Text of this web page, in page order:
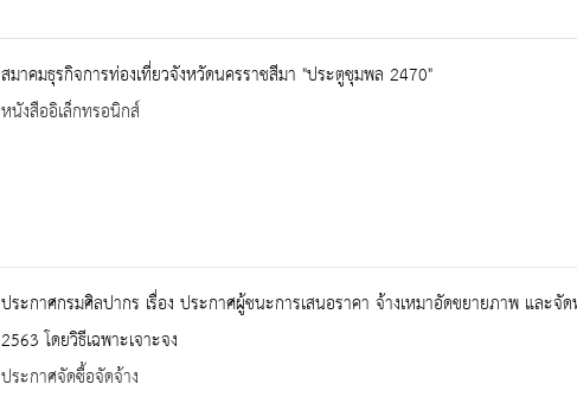
สมาคมธุรกิจการท่องเที่ยวจังหวัดนครราชสีมา "ประตูชุมพล 2470"
หนังสืออิเล็กทรอนิกส์
ประกาศกรมศิลปากร เรื่อง ประกาศผู้ชนะการเสนอราคา จ้างเหมาอัดขยายภาพ และ
2563 โดยวิธีเฉพาะเจาะจง
ประกาศจัดซื้อจัดจ้าง